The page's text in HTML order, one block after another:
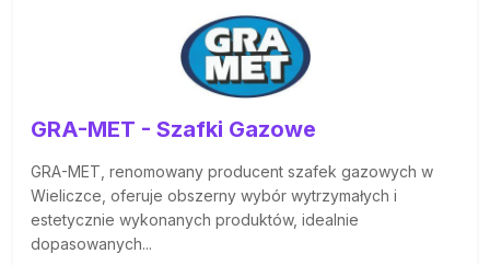
GRA-MET - Szafki Gazowe
GRA-MET, renomowany producent szafek gazowych w
Wieliczce, oferuje obszerny wybór wytrzymałych i
estetycznie wykonanych produktów, idealnie
dopasowanych...